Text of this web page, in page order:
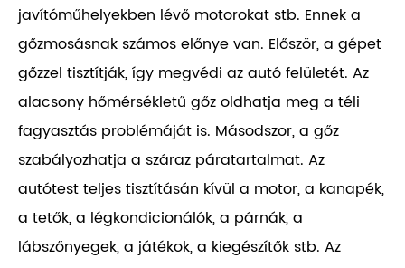
javítóműhelyekben lévő motorokat stb. Ennek a
gőzmosásnak számos előnye van. Először, a gépet
gőzzel tisztítják, így megvédi az autó felületét. Az
alacsony hőmérsékletű gőz oldhatja meg a téli
fagyasztás problémáját is. Másodszor, a gőz
szabályozhatja a száraz páratartalmat. Az
autótest teljes tisztításán kívül a motor, a kanapék,
a tetők, a légkondicionálók, a párnák, a
lábszőnyegek, a játékok, a kiegészítők stb. Az